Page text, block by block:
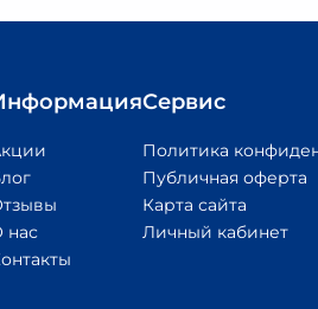
нас
Сервис
Политика
Публичная оферта
Карта сайта
Личный кабинет